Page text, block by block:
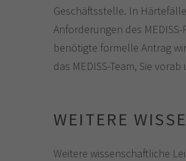
Geschäftsstelle. In
Anforderungen des
benötigte formelle Antrag
das MEDISS-Team, Sie
WEITERE
Weitere wissenschaftliche